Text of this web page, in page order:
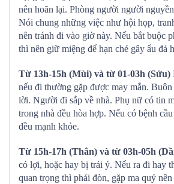
nên hoãn lại. Phòng người người
Nói chung những việc như hội họp,
nên tránh đi vào giờ này. Nếu bắt buộc
thì nên giữ miệng để hạn ché gây ẩu đả
Từ 13h-15h (Mùi) và từ 01-03h (Sửu)
nếu đi thường gặp được may mắn.
lời. Người đi sắp về nhà. Phụ nữ có tin
trong nhà đều hòa hợp. Nếu có bệnh
đều mạnh khỏe.
Từ 15h-17h (Thân) và từ 03h-05h
có lợi, hoặc hay bị trái ý. Nếu ra đi hay
quan trọng thì phải đòn, gặp ma quỷ